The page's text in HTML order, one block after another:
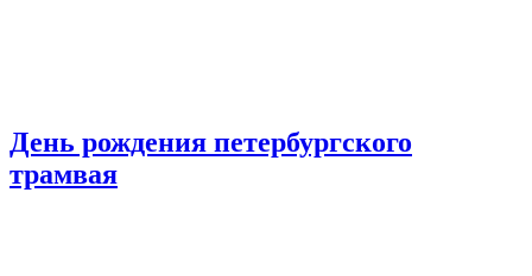
День рождения петербургского
трамвая